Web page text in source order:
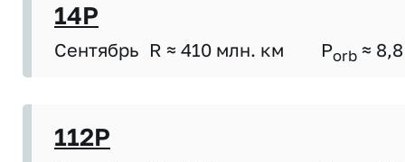
14P
Сентябрь R ≈ 410 млн. км Porb ≈ 8,8
112P